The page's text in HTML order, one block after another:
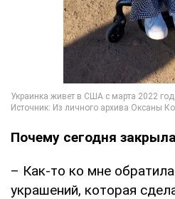
Почему сегодня
– Как-то ко мне
украшений, которая